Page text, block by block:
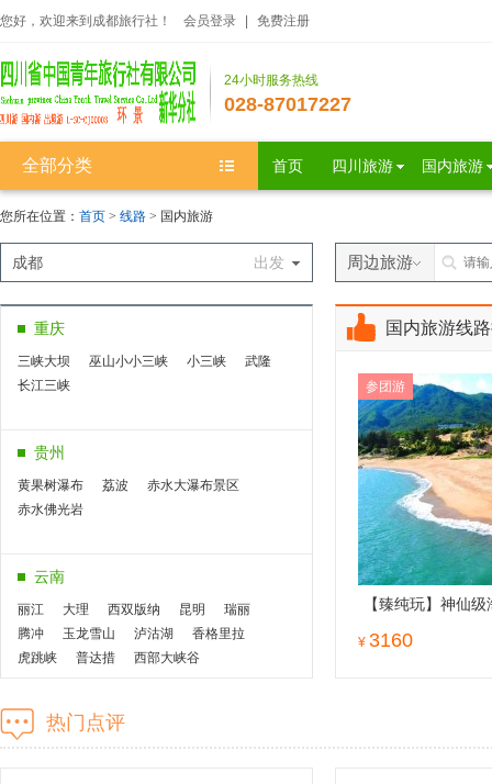
您好，欢迎来到成都旅行社！ 会员登录 免费注册
24小时服务热线
028-87017227
全部分类 首页 四川旅游 国内旅游
您所在位置： 首页 > 线路 > 国内旅游
出发
成都 周边旅游
重庆
三峡大坝 巫山小小三峡 小三峡
武隆
长江三峡
贵州
黄果树瀑布 荔波
赤水大瀑布景区
赤水佛光岩
云南
丽江 大理 西双版纳 昆明
瑞丽
腾冲
玉龙雪山 泸沽湖
香格里拉
虎跳峡
普达措 西部大峡谷
三亚 海口 西沙群岛
国内旅游线
参团游
【臻纯玩】神仙
双飞五日游纯玩0
¥ 3160
热门点评